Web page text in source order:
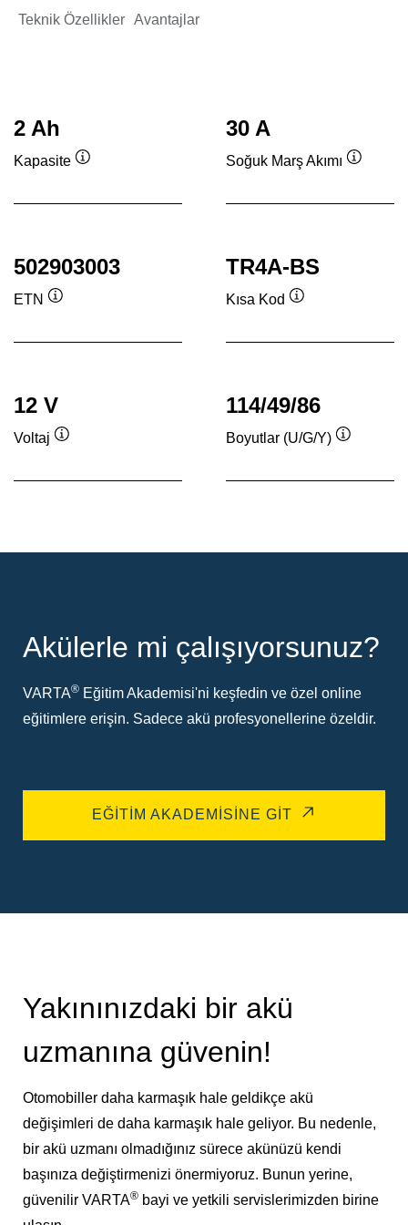
Teknik Özellikler Avantajlar
2 Ah
Kapasite
30 A
Soğuk Marş Akımı
502903003
ETN
TR4A-BS
Kısa Kod
12 V
Voltaj
114/49/86
Boyutlar (U/G/Y)
Akülerle mi çalışıyorsunuz?
VARTA® Eğitim Akademisi'ni keşfedin ve özel online
eğitimlere erişin. Sadece akü profesyonellerine özeldir.
EĞITIM AKADEMISINE GIT
Yakınınızdaki bir akü
uzmanına güvenin!
Otomobiller daha karmaşık hale geldikçe akü
değişimleri de daha karmaşık hale geliyor. Bu nedenle,
bir akü uzmanı olmadığınız sürece akünüzü kendi
başınıza değiştirmenizi önermiyoruz. Bunun yerine,
güvenilir VARTA® bayi ve yetkili servislerimizden birine